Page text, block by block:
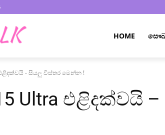
HOME
එළිදක්වයි - සියලු විස්තර මෙන්න !
Ultra එළිදක්වයි